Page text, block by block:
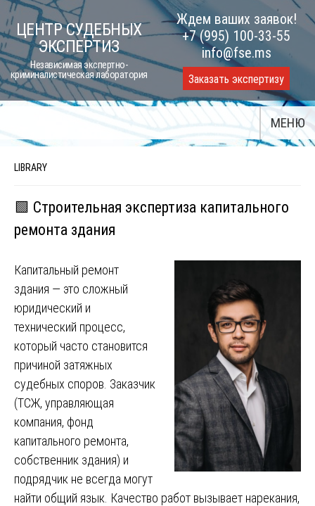
Skip
to
content
ЦЕНТР СУДЕБНЫХ
ЭКСПЕРТИЗ
Независимая экспертно-
криминалистическая лаборатория
Ждем ваших заявок!
+7 (995) 100-33-55
info@fse.ms
Заказать экспертизу
МЕНЮ
LIBRARY
🟩 Строительная экспертиза капитального
ремонта здания
Капитальный ремонт
здания — это сложный
юридический и
технический процесс,
который часто становится
причиной затяжных
судебных споров. Заказчик
(ТСЖ, управляющая
компания, фонд
капитального ремонта,
собственник здания) и
подрядчик не всегда могут
найти общий язык. Качество работ вызывает нарекания,